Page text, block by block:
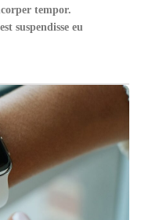
tempor.
suspendisse eu